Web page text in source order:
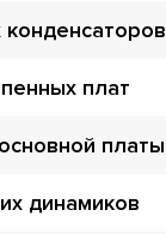
плат
платы
динамиков